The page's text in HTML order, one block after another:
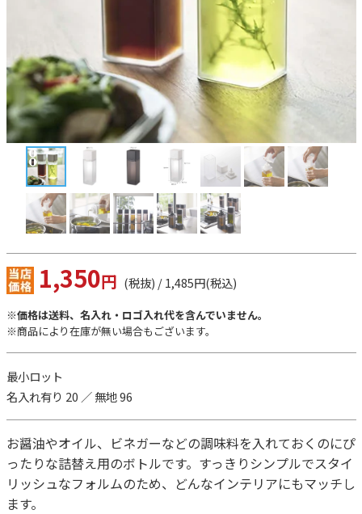
1,350円 (税抜) / 1,485円(税込)
※価格は送料、名入れ・ロゴ入れ代を含んでいません。
※商品により在庫が無い場合もございます。
最小ロット
名入れ有り 20 ／ 無地 96
お醤油やオイル、ビネガーなどの調味料を入れておくのにぴ
ったりな詰替え用のボトルです。すっきりシンプルでスタイ
リッシュなフォルムのため、どんなインテリアにもマッチし
ます。